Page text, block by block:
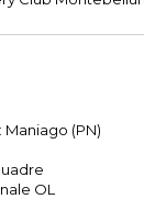
Maniago (PN)
OL